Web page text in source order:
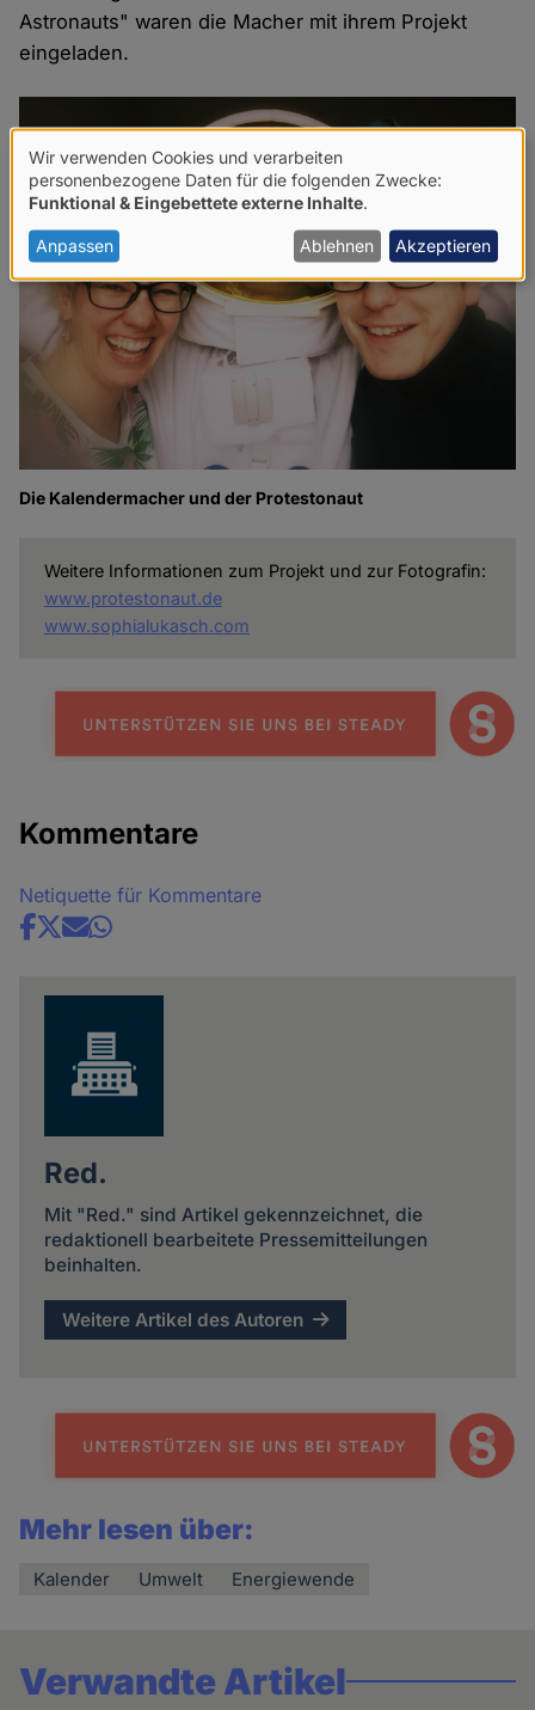
Astronauts" waren die Macher mit ihrem Projekt
eingeladen.
Die Kalendermacher und der Protestonaut
Weitere Informationen zum Projekt und zur Fotografin:
www.protestonaut.de
www.sophialukasch.com
Kommentare
Netiquette für Kommentare
Share
Red.
Mit "Red." sind Artikel gekennzeichnet, die
redaktionell bearbeitete Pressemitteilungen
beinhalten.
Weitere Artikel des Autoren
Mehr lesen über:
Kalender Umwelt Energiewende
Verwandte Artikel
Verwendung
von
personenbezogenen
Daten
und
Cookies
Wir verwenden Cookies und verarbeiten
personenbezogene Daten für die folgenden Zwecke:
Funktional & Eingebettete externe Inhalte
Anpassen Ablehnen Akzeptieren